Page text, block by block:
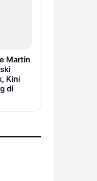
Martin
Kini
di